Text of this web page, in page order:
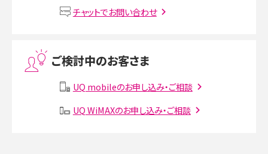
VPN接続とは？仕組みや必要性、メリット・デメリット、接続方法を解説
Instagram（インスタグラム）でスクショするとバレる？バレるケースや撮り方も解
SMSとは？料金やできること、注意点や届かない時の対処法を解説
チャットでお問い合わせ
ご検討中のお客さま
UQ mobileのお申し込み・ご相談
UQ WiMAXのお申し込み・ご相談